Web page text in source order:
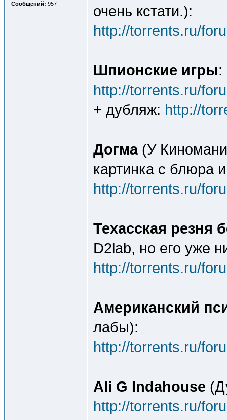
Сообщений: 957
очень кстати.):
http://torrents.ru/
Шпионские игры:
http://torrents.ru/
+ дубляж: http://
Догма (У
картинка с блюра
http://torrents.ru/
Техасская резня
D2lab, но его уже
http://torrents.ru/
Американский
лабы):
http://torrents.ru/
Ali G Indahouse
http://torrents.ru/